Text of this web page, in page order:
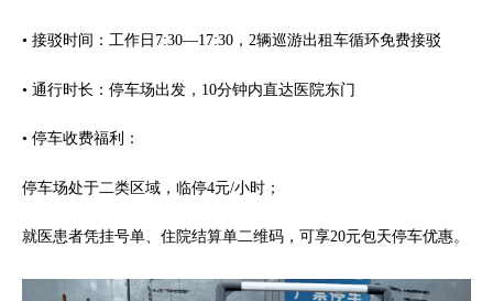
• 接驳时间：工作日7:30—17:30，2辆巡游出租车循环免费接驳
• 通行时长：停车场出发，10分钟内直达医院东门
• 停车收费福利：
停车场处于二类区域，临停4元/小时；
就医患者凭挂号单、住院结算单二维码，可享20元包天停车优惠。